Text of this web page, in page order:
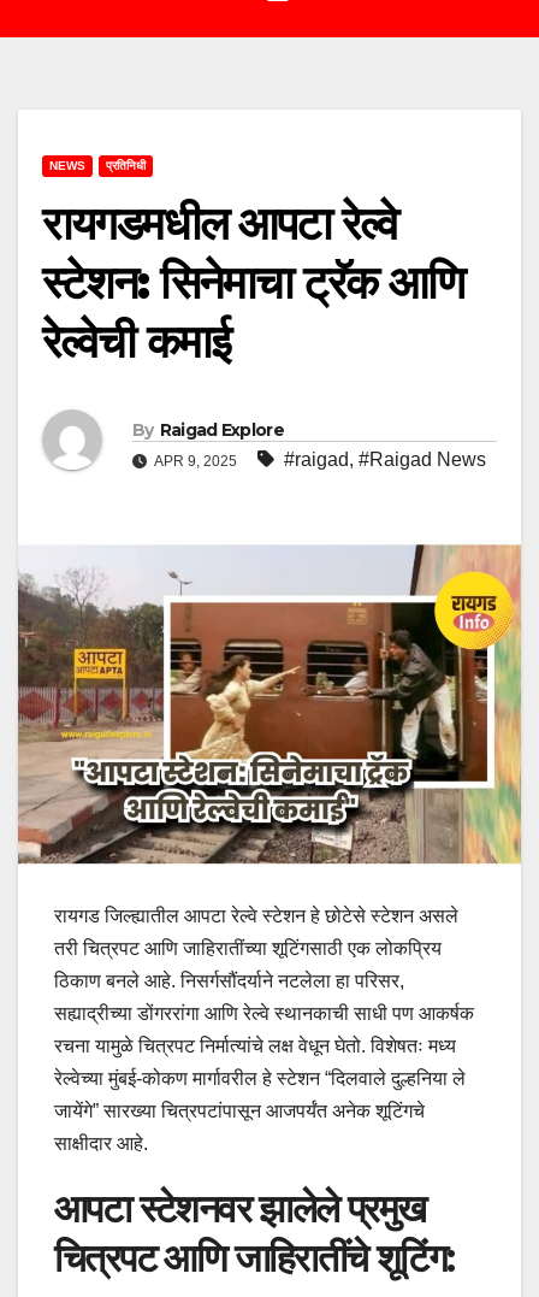
NEWS प्रतिनिधी
रायगडमधील आपटा रेल्वे
स्टेशन: सिनेमाचा ट्रॅक आणि
रेल्वेची कमाई
By Raigad Explore
APR 9, 2025 #raigad, #Raigad News
रायगड जिल्ह्यातील आपटा रेल्वे स्टेशन हे छोटेसे स्टेशन असले
तरी चित्रपट आणि जाहिरातींच्या शूटिंगसाठी एक लोकप्रिय
ठिकाण बनले आहे. निसर्गसौंदर्याने नटलेला हा परिसर,
सह्याद्रीच्या डोंगररांगा आणि रेल्वे स्थानकाची साधी पण आकर्षक
रचना यामुळे चित्रपट निर्मात्यांचे लक्ष वेधून घेतो. विशेषतः मध्य
रेल्वेच्या मुंबई-कोकण मार्गावरील हे स्टेशन “दिलवाले दुल्हनिया ले
जायेंगे” सारख्या चित्रपटांपासून आजपर्यंत अनेक शूटिंगचे
साक्षीदार आहे.
आपटा स्टेशनवर झालेले प्रमुख
चित्रपट आणि जाहिरातींचे शूटिंग: